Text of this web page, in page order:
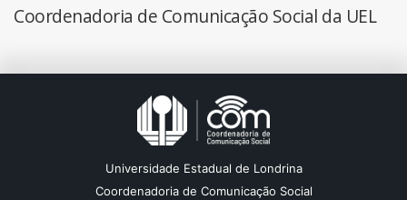
Coordenadoria de Comunicação Social da UEL
Universidade Estadual de Londrina
Coordenadoria de Comunicação Social